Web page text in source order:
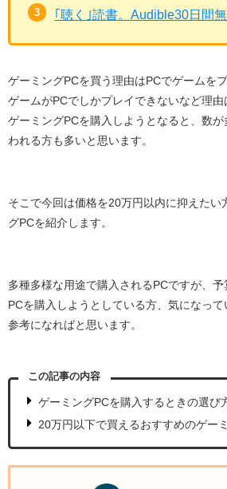
｢聴く｣読書。Audible30日間
ゲーミングPCを買う理由はPCでゲームを
ゲームがPCでしかプレイできないなど理
ゲーミングPCを購入しようとなると、数
われる方も多いと思います。
そこで今回は価格を20万円以内に抑えたい
グPCを紹介します。
多種多様な用途で購入されるPCですが、
PCを購入しようとしている方、気になっ
参考になればと思います。
この記事の内容
ゲーミングPCを購入するときの選び
20万円以下で買えるおすすめのゲー